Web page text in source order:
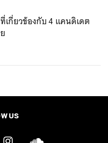
เกี่ยวข้องกับ 4 แคนดิเดต
US